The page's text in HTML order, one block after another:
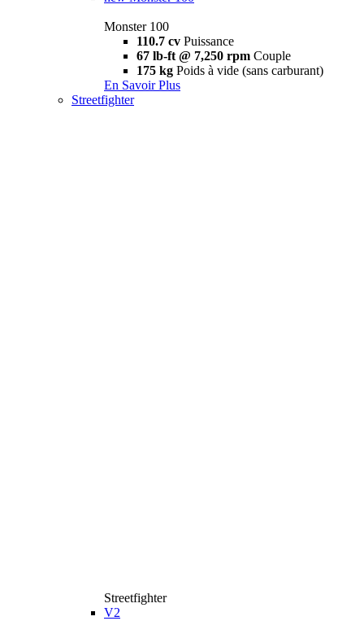
Monster 100
110.7 cv Puissance
67 lb-ft @ 7,250 rpm Couple
175 kg Poids à vide (sans carburant)
En Savoir Plus
Streetfighter
Streetfighter
V2